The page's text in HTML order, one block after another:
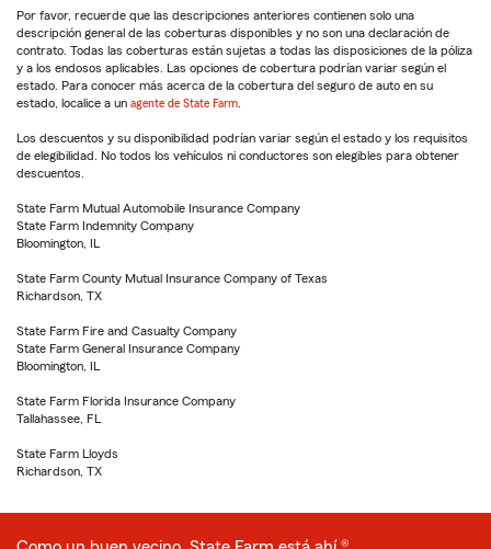
Por favor, recuerde que las descripciones anteriores contienen solo una
descripción general de las coberturas disponibles y no son una declaración de
contrato. Todas las coberturas están sujetas a todas las disposiciones de la póliza
y a los endosos aplicables. Las opciones de cobertura podrían variar según el
estado. Para conocer más acerca de la cobertura del seguro de auto en su
estado, localice a un agente de State Farm
Los descuentos y su disponibilidad podrían variar según el estado y los requisitos
de elegibilidad. No todos los vehículos ni conductores son elegibles para obtener
descuentos.
State Farm Mutual Automobile Insurance Company
State Farm Indemnity Company
Bloomington, IL
State Farm County Mutual Insurance Company of Texas
Richardson, TX
State Farm Fire and Casualty Company
State Farm General Insurance Company
Bloomington, IL
State Farm Florida Insurance Company
Tallahassee, FL
State Farm Lloyds
Richardson, TX